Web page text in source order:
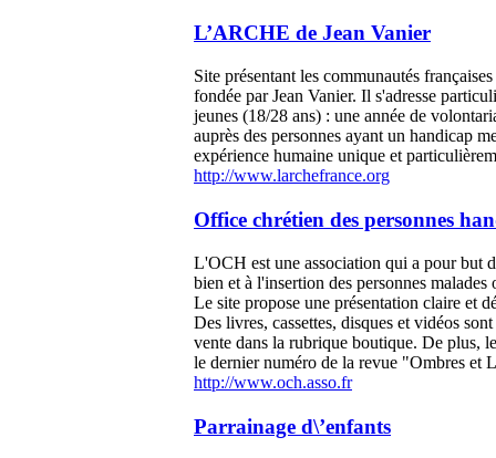
L’ARCHE de Jean Vanier
Site présentant les communautés
fondée par Jean Vanier. Il s'adresse
jeunes (18/28 ans) : une année de
auprès des personnes ayant un handicap
expérience humaine unique et
http://www.larchefrance.org
Office chrétien des personnes
L'OCH est une association qui a pour but
bien et à l'insertion des personnes malades
Le site propose une présentation claire et
Des livres, cassettes, disques et vidéos
vente dans la rubrique boutique. De plus,
le dernier numéro de la revue "Ombres et
http://www.och.asso.fr
Parrainage d\’enfants